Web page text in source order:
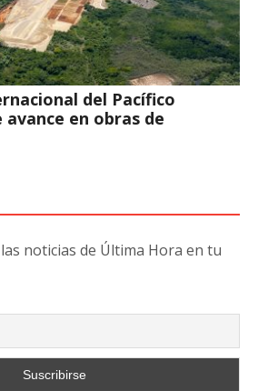
del Pacífico
en obras de
noticias de Última Hora en tu